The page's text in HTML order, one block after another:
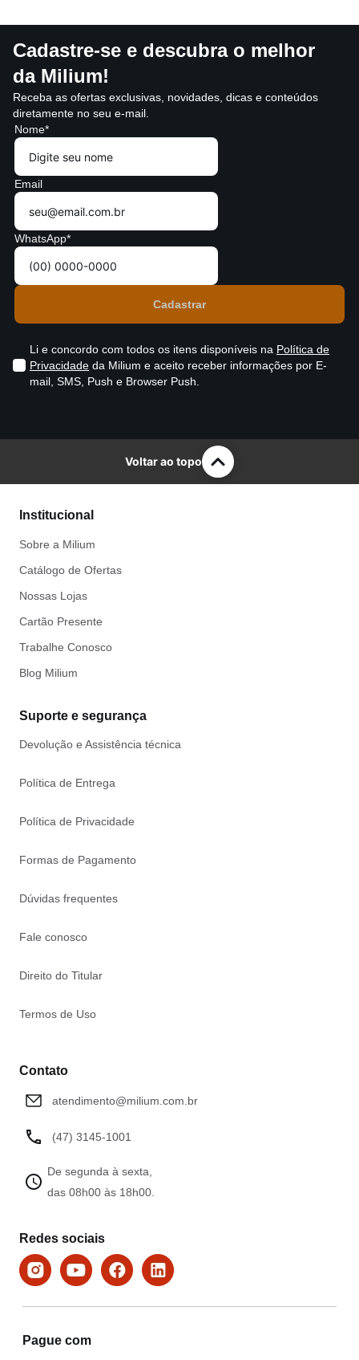
Cadastre-se e descubra o melhor
da Milium!
Receba as ofertas exclusivas, novidades, dicas e conteúdos
diretamente no seu e-mail.
Nome*
Email
WhatsApp*
Li e concordo com todos os itens disponíveis na Política de
Privacidade da Milium e aceito receber informações por E-
mail, SMS, Push e Browser Push.
Voltar ao topo
Institucional
Sobre a Milium
Catálogo de Ofertas
Nossas Lojas
Cartão Presente
Trabalhe Conosco
Blog Milium
Suporte e segurança
Devolução e Assistência técnica
Política de Entrega
Política de Privacidade
Formas de Pagamento
Dúvidas frequentes
Fale conosco
Direito do Titular
Termos de Uso
Contato
atendimento@milium.com.br
(47) 3145-1001
De segunda à sexta,
das 08h00 às 18h00.
Redes sociais
Pague com